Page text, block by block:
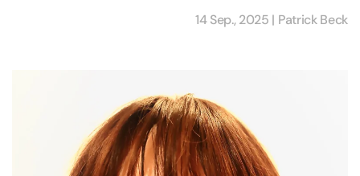
14 Sep., 2025 | Patrick Beck